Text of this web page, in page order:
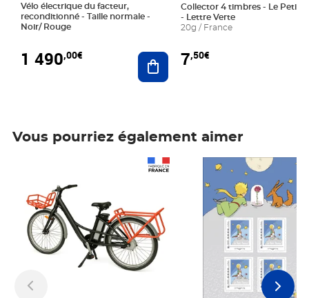
Vélo électrique du facteur,
reconditionné - Taille normale -
Noir/ Rouge
1 490,00€ Ajouter au panier
Collector 4 timbres - Le Petit
- Lettre Verte
20g / France
7,50€
Vous pourriez également aimer
Prix 7,50€